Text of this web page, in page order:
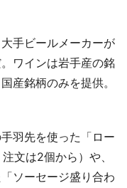
手ビールメーカーが
ワインは岩手産の銘
産銘柄のみを提供。
羽先を使った「ロー
文は2個から）や、
ソーセージ盛り合わ